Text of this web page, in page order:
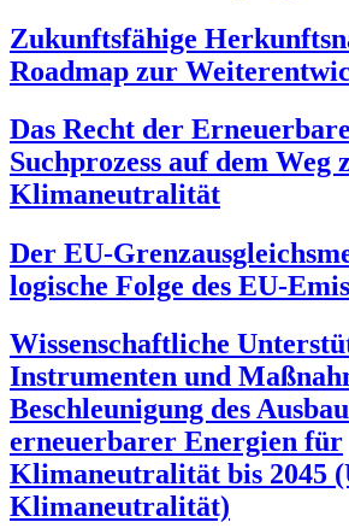
Zukunftsfähige
Roadmap zur
Das Recht der
Suchprozess auf dem Weg
Klimaneutralität
Der EU-
logische Folge des EU-
Wissenschaftliche
Instrumenten und
Beschleunigung des
erneuerbarer Energien für
Klimaneutralität bis 2045
Klimaneutralität)